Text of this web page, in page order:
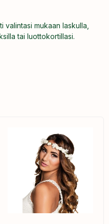
valintasi mukaan laskulla,
tai luottokortillasi.